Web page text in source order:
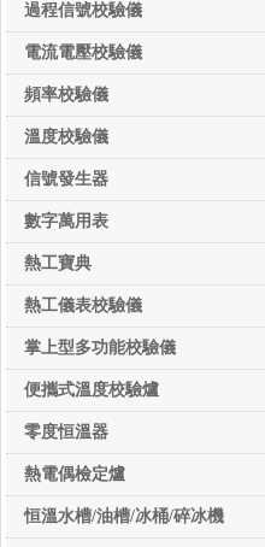
過程信號校驗儀
電流電壓校驗儀
頻率校驗儀
溫度校驗儀
信號發生器
數字萬用表
熱工寶典
熱工儀表校驗儀
掌上型多功能校驗儀
便攜式溫度校驗爐
零度恒溫器
熱電偶檢定爐
恒溫水槽/油槽/冰桶/碎冰機